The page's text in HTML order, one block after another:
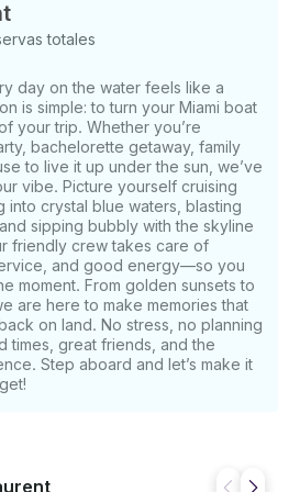
comodidad para un día
combinación incomparable de
Con base en Cayo
en el corazón de las Exumas:
gruta Thunderball y algunas de
del planeta están a tu
de comenzar. Prepárate para
calas escondidas y playas
yate construido tanto para la
comience
relajada desde Cayo
los impresionantes tonos de
Exumas. Disfrute del desayuno
o en el flybridge mientras la
con equipo de
totales
day on the water feels like a
is simple: to turn your Miami boat
your trip. Whether you’re
bachelorette getaway, family
to live it up under the sun, we’ve
vibe. Picture yourself cruising
into crystal blue waters, blasting
sipping bubbly with the skyline
friendly crew takes care of
and good energy—so you
moment. From golden sunsets to
are here to make memories that
on land. No stress, no planning
great friends, and the
Step aboard and let’s make it